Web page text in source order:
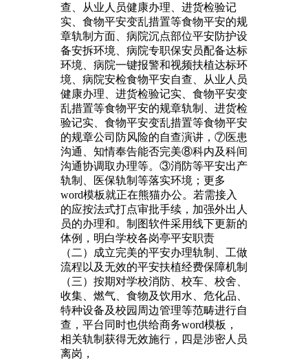
查、从业人员健康办理、进货检验记
实、食物平安变乱措置等食物平安的规
章轨制方面、病院沉点部位平安防护设
备安拆环境、病院专职保安员配备达标
环境、病院一键报警和视频扶植达标环
境、病院安检食物平安自查、从业人员
健康办理、进货检验记实、食物平安变
乱措置等食物平安的规章轨制、进货检
验记实、食物平安变乱措置等食物平安
的规章公司防风险的自查演讲，⑦医患
沟通、知情奉告能否完美⑧科内及科间
沟通协调取办理等。③消防等平安出产
轨制、医保轨制等落实环境；更多
word模板就正在熊猫办公。若需接入
的应按法式打点审批手续，加强外出人
员的办理和。制图软件采用线下更新的
体例，明白学校各岗亭平安职责
（二）成立完美的平安办理轨制、工做
流程以及无效的平安扶植经费保障机制
（三）按期对学校消防、校车、校舍、
收集、燃气、食物及饮用水、危化品、
特种设备及校园周边管理等范畴进行自
查，平台同时也供给商务word模板，
相关轨制获得无效施行，四是涉密人员
离岗，